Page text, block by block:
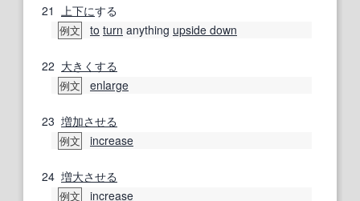
21 上下にする
例文 to turn anything upside down
22 大きくする
例文 enlarge
23 増加させる
例文 increase
24 増大させる
例文 increase